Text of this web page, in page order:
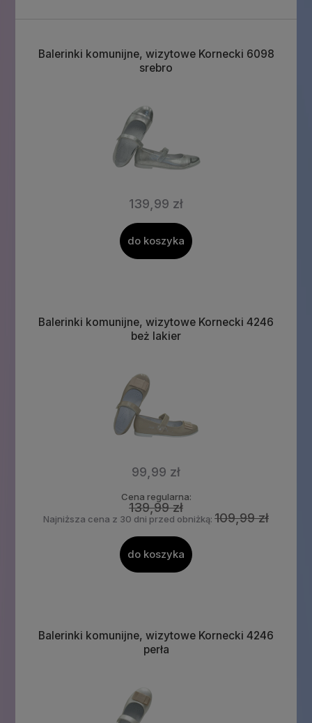
Balerinki komunijne, wizytowe Kornecki 6098
srebro
139,99 zł
do koszyka
Balerinki komunijne, wizytowe Kornecki 4246
beż lakier
99,99 zł
Cena regularna:
139,99 zł
Najniższa cena z 30 dni przed obniżką: 109,99 zł
do koszyka
Balerinki komunijne, wizytowe Kornecki 4246
perła